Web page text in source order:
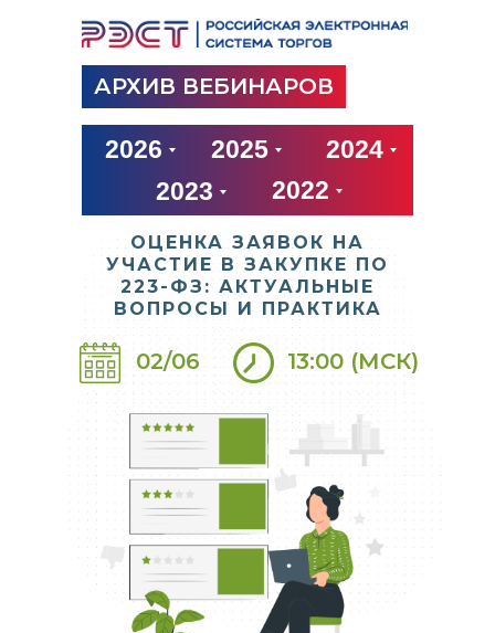
2022
2023
АРХИВ ВЕБИНАРОВ
2024
2025
2026
13:00 (МСК)
02/06
ОЦЕНКА ЗАЯВОК НА
УЧАСТИЕ В ЗАКУПКЕ ПО
223-ФЗ: АКТУАЛЬНЫЕ
ВОПРОСЫ И ПРАКТИКА